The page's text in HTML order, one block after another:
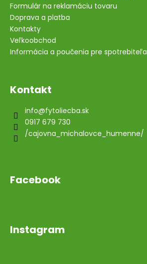
Formulár na reklamáciu tovaru
Doprava a platba
Kontakty
Veľkoobchod
Informácia a poučenia pre spotrebiteľa
Kontakt
info@fytoliecba.sk
0917 679 730
/cajovna_michalovce_humenne/
Facebook
Instagram